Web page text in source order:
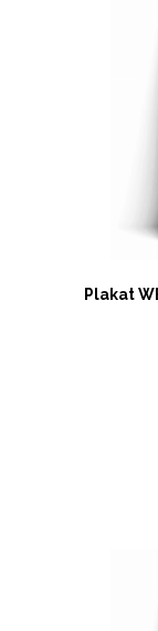
Plakat